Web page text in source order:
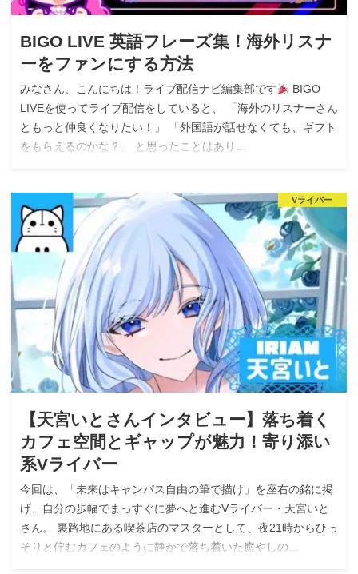
BIGO LIVE 英語フレーズ集！海外リスナ
ーをファンにする方法
みなさん、こんにちは！ライブ配信ナビ編集部です
BIGO
LIVEを使ってライブ配信をしていると、 「海外のリスナーさん
ともっと仲良くなりたい！」 「外国語が話せなくても、ギフト
をもらえるのかな？」 と思ったことはあり…
Vライバー
【天宮いとさんインタビュー】落ち着く
カフェ空間とギャップが魅力！寄り添い
系Vライバー
今回は、「未来はキャンパス自由の筆で描け」を座右の銘に掲
げ、自分の歩幅でまっすぐに夢へと進むVライバー・天宮いと
さん。 裏路地にある喫茶店のマスターとして、夜21時からひっ
そりと佇むカフェのように静かで落ち着いた癒やしの…